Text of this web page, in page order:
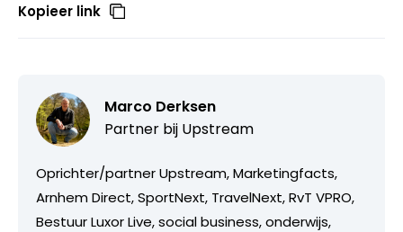
Kopieer link
Marco Derksen
Partner bij Upstream
Oprichter/partner Upstream, Marketingfacts,
Arnhem Direct, SportNext, TravelNext, RvT VPRO,
Bestuur Luxor Live, social business, onderwijs,